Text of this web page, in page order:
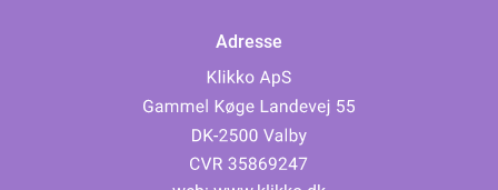
Adresse